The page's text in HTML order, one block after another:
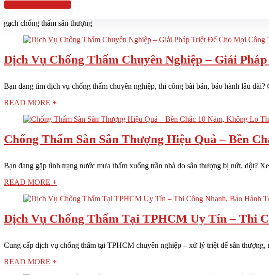
Hotline:0961 894 472
gạch chống thấm sân thượng
Dịch Vụ Chống Thấm Chuyên Nghiệp – Giải
Bạn đang tìm dịch vụ chống thấm chuyên nghiệp, thi công bài bản, bảo hành lâu
READ MORE +
Chống Thấm Sàn Sân Thượng Hiệu Quả – Bền
Bạn đang gặp tình trạng nước mưa thấm xuống trần nhà do sân thượng bị nứt, dột?
READ MORE +
Dịch Vụ Chống Thấm Tại TPHCM Uy Tín – Thi
Cung cấp dịch vụ chống thấm tại TPHCM chuyên nghiệp – xử lý triệt để sân
READ MORE +